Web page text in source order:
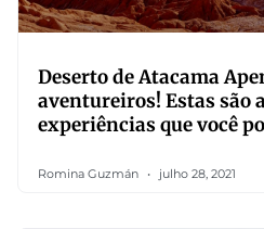
Deserto de Atacama
aventureiros! Estas são
experiências que você
Romina Guzmán julho 28, 2021